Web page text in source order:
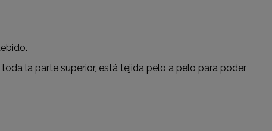
la parte superior, está tejida pelo a pelo para poder